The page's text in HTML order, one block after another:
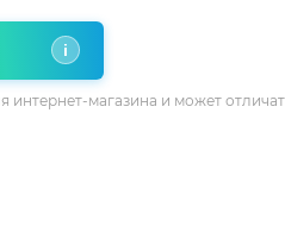
i
интернет-магазина и может